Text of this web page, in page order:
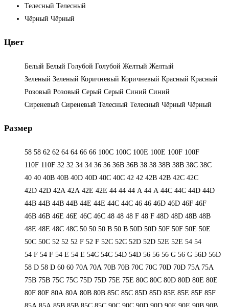
Телесный Телесный
Чёрный Чёрный
Цвет
Белый Белый Голубой Голубой Желтый Желтый
Зеленый Зеленый Коричневый Коричневый Красный Красный
Розовый Розовый Серый Серый Синий Синий
Сиреневый Сиреневый Телесный Телесный Чёрный Чёрный
Размер
58 58 62 62 64 64 66 66 100C 100C 100E 100E 100F 100F
110F 110F 32 32 34 34 36 36 36B 36B 38 38 38B 38B 38С 38С
40 40 40B 40B 40D 40D 40С 40С 42 42 42B 42B 42C 42C
42D 42D 42А 42А 42Е 42Е 44 44 44 А 44 А 44C 44C 44D 44D
44В 44В 44В 44В 44Е 44Е 44С 44С 46 46 46D 46D 46F 46F
46В 46В 46Е 46Е 46С 46С 48 48 48 F 48 F 48D 48D 48В 48В
48Е 48Е 48С 48С 50 50 50 B 50 B 50D 50D 50F 50F 50Е 50Е
50С 50С 52 52 52 F 52 F 52C 52C 52D 52D 52E 52E 54 54
54 F 54 F 54 Е 54 Е 54C 54C 54D 54D 56 56 56 G 56 G 56D 56D
58 D 58 D 60 60 70A 70A 70B 70B 70C 70C 70D 70D 75A 75A
75B 75B 75C 75C 75D 75D 75E 75E 80C 80C 80D 80D 80E 80E
80F 80F 80А 80А 80В 80В 85C 85C 85D 85D 85E 85E 85F 85F